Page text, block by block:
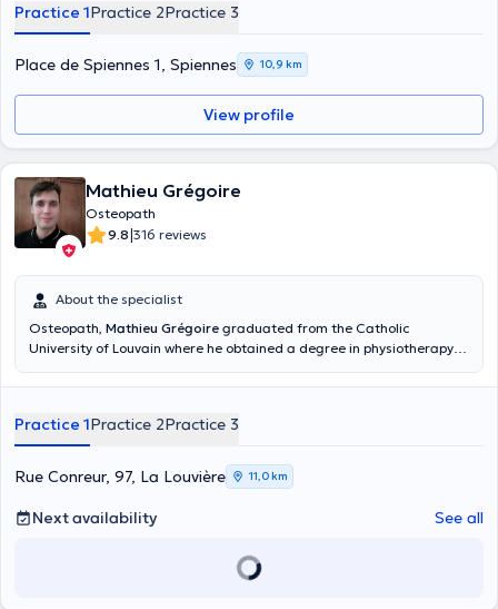
Practice 1Practice 2Practice 3
Place de Spiennes 1, Spiennes 10,9 km
View profile
Mathieu Grégoire
Osteopath
9.8|316 reviews
About the specialist
Osteopath, Mathieu Grégoire graduated from the Catholic
University of Louvain where he obtained a degree in physiotherapy
1999. He graduated in 2009, specializing in pediatric and perinatal
neck pain, jaw problems, lumbago and problems occurring during
sports activities. You can also consult him for an emergency, for a
back problem or for a jaw problem. He treats children, pregnant
women and infants. He is punctual and receives his patients in his
private practice located in La Louvière and in Péronnes-Les-Binches
(Rue J Wauters, 191) at the Centre thérapeutique "les Oranges", two
him for his seriousness, his punctuality and the quality of the care
Practice 1Practice 2Practice 3
Rue Conreur, 97, La Louvière 11,0 km
Next availability See all